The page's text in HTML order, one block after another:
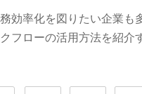
効率化を図りたい企業も
フローの活用方法を紹介